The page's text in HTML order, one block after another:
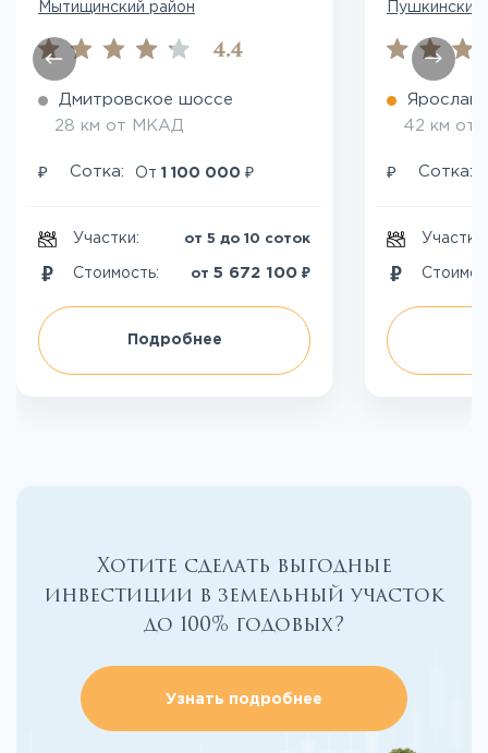
Мытищинский район
4.4
Дмитровское шоссе
28 км от МКАД
₽ Сотка: От 1 100 000 ₽
Участки: от 5 до 10 соток
Стоимость: от 5 672 100 ₽
Подробнее
Пушкинский
42 км от
₽ Сотка:
Участки:
Хотите сделать выгодные
инвестиции в земельный участок
до 100% годовых?
Узнать подробнее